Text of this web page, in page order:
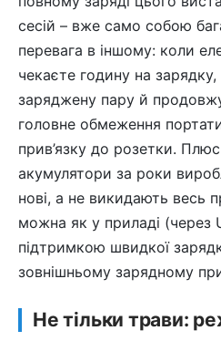
сесій – вже само собою
перевага в іншому: коли
чекаєте годину на
заряджену пару й
головне обмеження
прив’язку до розетки.
акумулятори за роки
нові, а не викидають весь
можна як у приладі (через
підтримкою швидкої
зовнішньому зарядному
Не тільки трави: